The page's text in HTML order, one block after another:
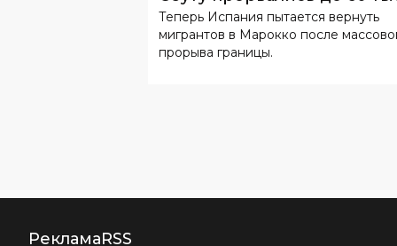
РекламаRSS